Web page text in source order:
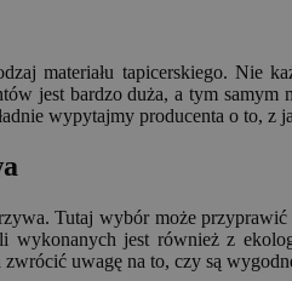
materiału tapicerskiego. Nie
jest bardzo duża, a tym samym
wypytajmy producenta o to,
Tutaj wybór może
jest również z
uwagę na to, czy są